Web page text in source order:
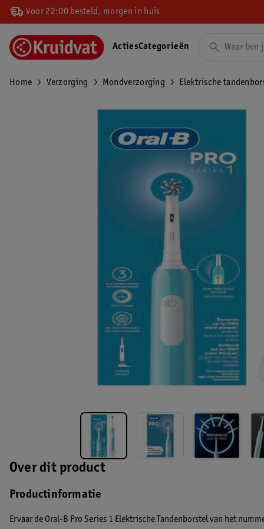
Voor 22:00 besteld, morgen in huis
ActiesCategorieën
Home Verzorging Mondverzorging Elektrische
Over dit product
Productinformatie
Ervaar de Oral-B Pro Series 1 Elektrische Tandenborstel van het